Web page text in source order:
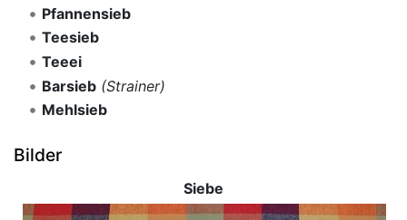
Pfannensieb
Teesieb
Teeei
Barsieb (Strainer)
Mehlsieb
Bilder
Siebe